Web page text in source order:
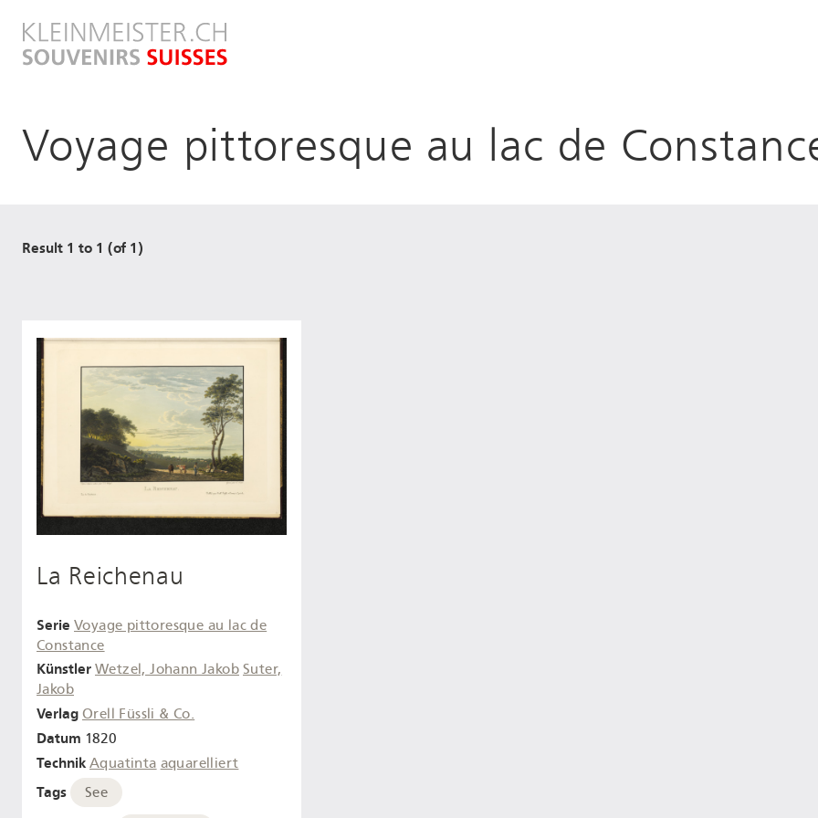
zum
Inhalt
Voyage pittoresque au lac de
Result 1 to 1 (of 1)
La Reichenau
Serie Voyage pittoresque au lac de
Constance
Künstler Wetzel, Johann Jakob Suter,
Jakob
Verlag Orell Füssli & Co.
Datum 1820
Technik Aquatinta aquarelliert
Tags See